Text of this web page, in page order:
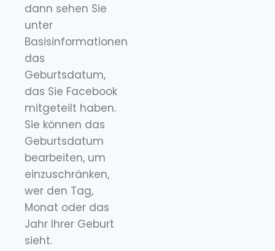
dann sehen Sie
unter
Basisinformationen
das
Geburtsdatum,
das Sie Facebook
mitgeteilt haben.
Sie können das
Geburtsdatum
bearbeiten, um
einzuschränken,
wer den Tag,
Monat oder das
Jahr Ihrer Geburt
sieht.